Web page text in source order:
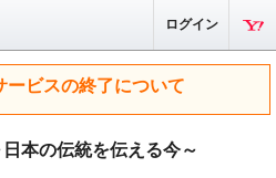
ログイン
ービスの終了について
本の伝統を伝える今～